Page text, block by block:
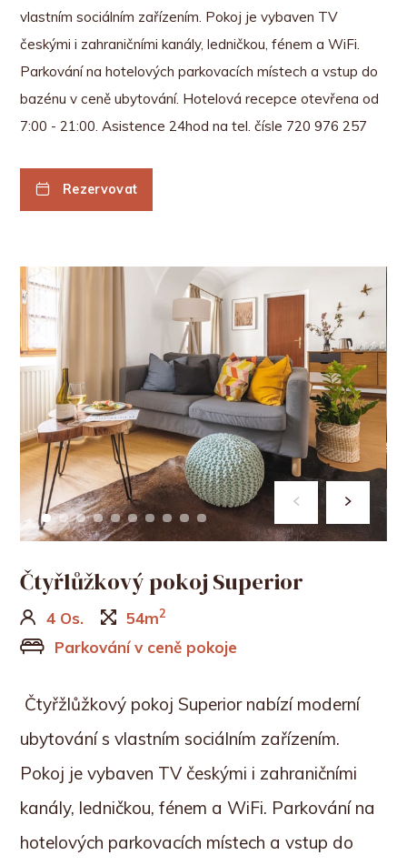
vlastním sociálním zařízením. Pokoj je vybaven TV
českými i zahraničními kanály, ledničkou, fénem a WiFi.
Parkování na hotelových parkovacích místech a vstup do
bazénu v ceně ubytování. Hotelová recepce otevřena od
7:00 - 21:00. Asistence 24hod na tel. čísle 720 976 257
Rezervovat
Čtyřlůžkový pokoj Superior
4 Os. 54m2
Parkování v ceně pokoje
Čtyřžlůžkový pokoj Superior nabízí moderní
ubytování s vlastním sociálním zařízením.
Pokoj je vybaven TV českými i zahraničními
kanály, ledničkou, fénem a WiFi. Parkování na
hotelových parkovacích místech a vstup do